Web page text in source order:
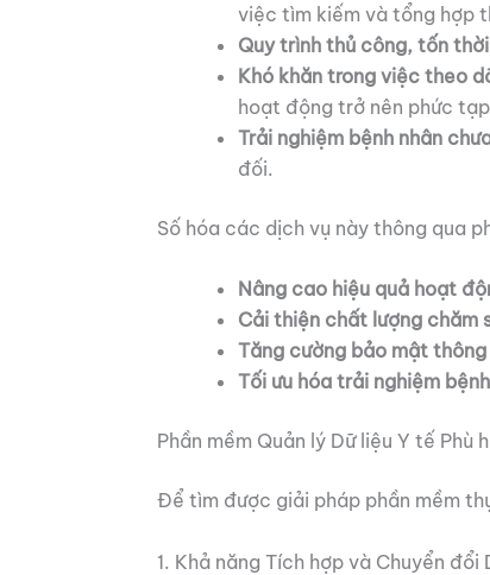
việc tìm kiếm và tổng hợp
Quy trình thủ công, tốn
Khó khăn trong việc theo
hoạt động trở nên phức
Trải nghiệm bệnh nhân
đối.
Số hóa các dịch vụ này thông qua
Nâng cao hiệu quả hoạt
Cải thiện chất lượng chăm
Tăng cường bảo mật
Tối ưu hóa trải nghiệm
Phần mềm Quản lý Dữ liệu Y tế
Để tìm được giải pháp phần mềm
1. Khả năng Tích hợp và Chuyển đổi